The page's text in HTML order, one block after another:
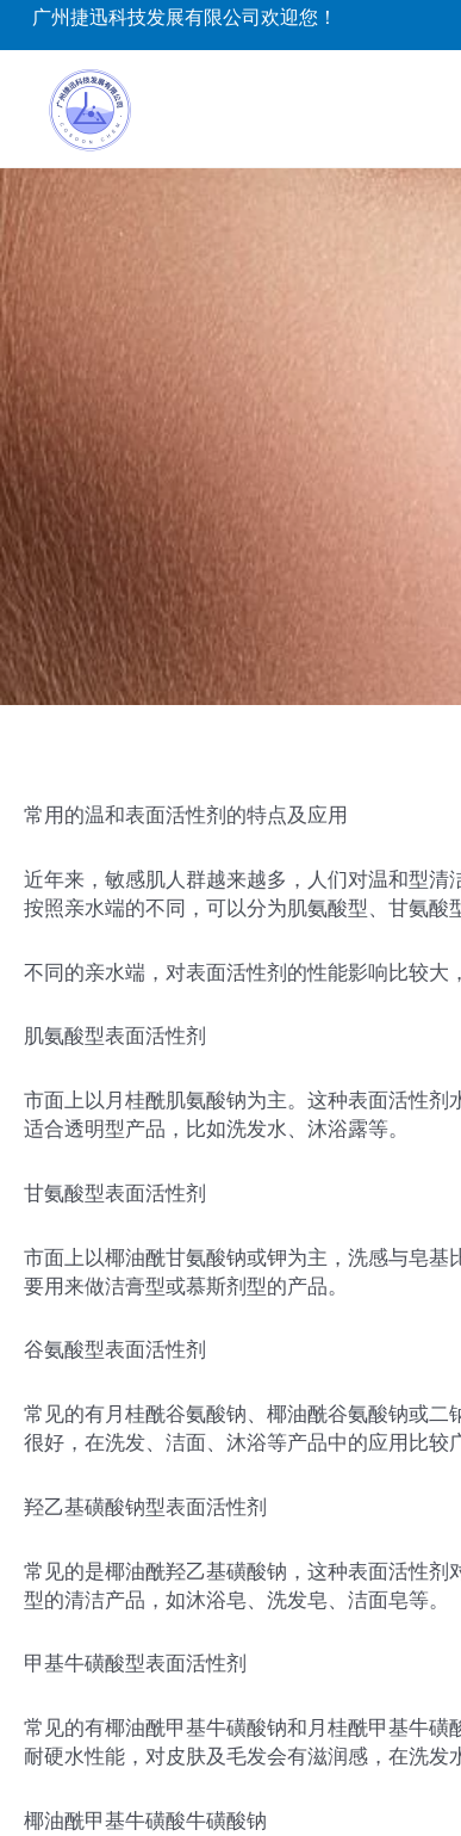
广州捷迅科技发展有限公司欢迎您！
常用的温和表面活性剂的特点及应用
近年来，敏感肌人群越来越多，人们对温和型
按照亲水端的不同，可以分为肌氨酸型、甘氨酸
不同的亲水端，对表面活性剂的性能影响比较大
肌氨酸型表面活性剂
市面上以月桂酰肌氨酸钠为主。这种表面活性
适合透明型产品，比如洗发水、沐浴露等。
甘氨酸型表面活性剂
市面上以椰油酰甘氨酸钠或钾为主，洗感与皂
要用来做洁膏型或慕斯剂型的产品。
谷氨酸型表面活性剂
常见的有月桂酰谷氨酸钠、椰油酰谷氨酸钠或
很好，在洗发、洁面、沐浴等产品中的应用比较
羟乙基磺酸钠型表面活性剂
常见的是椰油酰羟乙基磺酸钠，这种表面活性
型的清洁产品，如沐浴皂、洗发皂、洁面皂等。
甲基牛磺酸型表面活性剂
常见的有椰油酰甲基牛磺酸钠和月桂酰甲基牛磺
耐硬水性能，对皮肤及毛发会有滋润感，在洗发
椰油酰甲基牛磺酸牛磺酸钠